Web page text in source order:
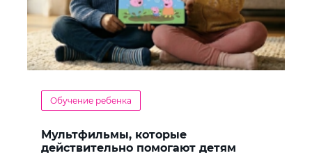
Обучение ребенка
Мультфильмы, которые
действительно помогают детям